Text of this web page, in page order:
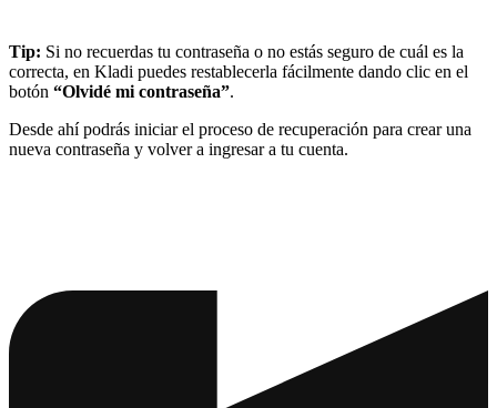
Tip: Si no recuerdas tu contraseña o no estás seguro de cuál es la
correcta, en Kladi puedes restablecerla fácilmente dando clic en el
botón “Olvidé mi contraseña”.
Desde ahí podrás iniciar el proceso de recuperación para crear una
nueva contraseña y volver a ingresar a tu cuenta.